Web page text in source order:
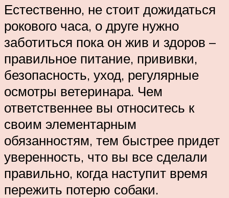
Естественно, не стоит дожидаться
рокового часа, о друге нужно
заботиться пока он жив и здоров –
правильное питание, прививки,
безопасность, уход, регулярные
осмотры ветеринара. Чем
ответственнее вы относитесь к
своим элементарным
обязанностям, тем быстрее придет
уверенность, что вы все сделали
правильно, когда наступит время
пережить потерю собаки.